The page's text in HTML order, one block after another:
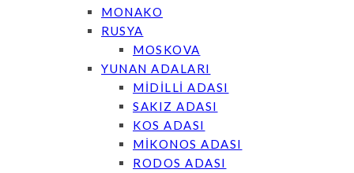
MONAKO
RUSYA
MOSKOVA
YUNAN ADALARI
MİDİLLİ ADASI
SAKIZ ADASI
KOS ADASI
MİKONOS ADASI
RODOS ADASI